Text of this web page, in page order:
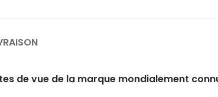
de vue de la marque mondialement